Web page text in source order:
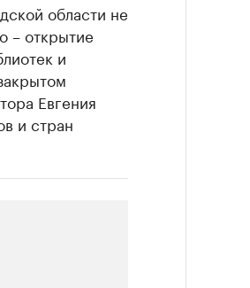
области не
– открытие
и
Евгения
и стран